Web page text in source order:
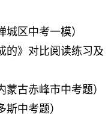
城区中考一模）
的》对比阅读练习及
蒙古赤峰市中考题）
中考题）